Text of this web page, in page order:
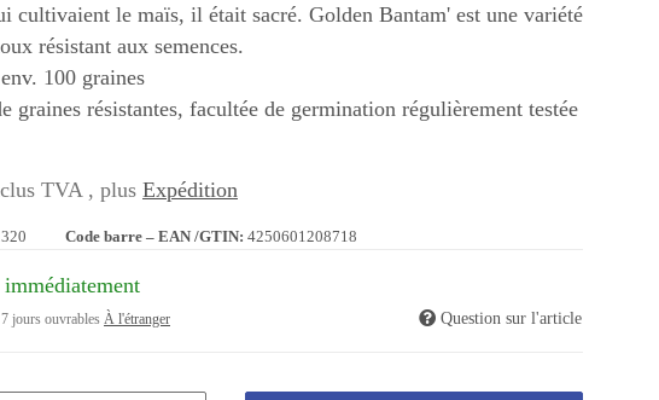
cultivaient le maïs, il était sacré. Golden Bantam' est une variété
résistant aux semences.
100 graines
graines résistantes, facultée de germination régulièrement testée
TVA , plus Expédition
Code barre – EAN /GTIN: 4250601208718
jours ouvrables À l'étranger Question sur l'article